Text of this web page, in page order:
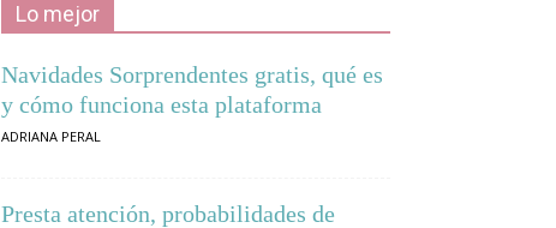
Lo mejor
Navidades Sorprendentes gratis, qué es
y cómo funciona esta plataforma
ADRIANA PERAL
Presta atención, probabilidades de